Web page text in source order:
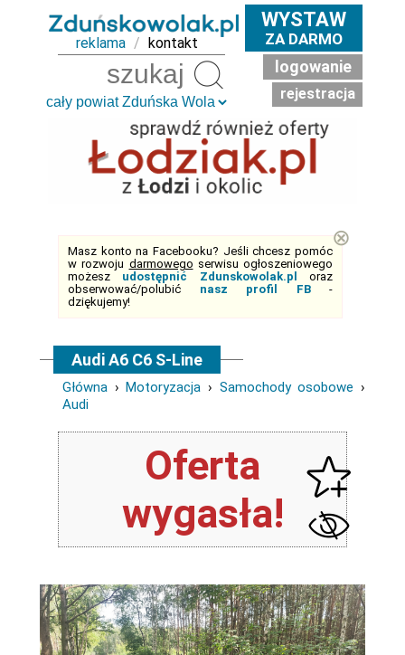
reklama / kontakt
WYSTAW
ZA DARMO
logowanie
rejestracja
Masz konto na Facebooku? Jeśli chcesz pomóc
w rozwoju darmowego serwisu ogłoszeniowego
możesz udostępnić Zdunskowolak.pl
oraz
obserwować/polubić nasz profil FB-
dziękujemy!
⊗
Audi A6 C6 S-Line
Główna ›Motoryzacja › Samochody osobowe ›
Audi
Oferta
wygasła!